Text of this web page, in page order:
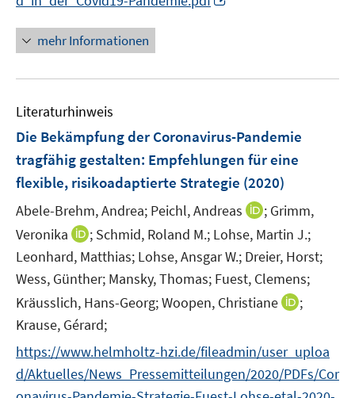
F
e
n
e
r
ö
f
f
e
n
u
F
n
s
t
e
r
ö
f
f
n
mehr Informationen
Literaturhinweis
Die Bekämpfung der Coronavirus-Pandemie
tragfähig gestalten: Empfehlungen für eine
flexible, risikoadaptierte Strategie (2020)
Abele-Brehm, Andrea; Peichl, Andreas
I
n
n
e
u
e
e
n
; Grimm,
Veronika
I
n
u
e
m
F
e
; Schmid, Roland M.; Lohse, Martin J.;
Leonhard, Matthias; Lohse, Ansgar W.; Dreier, Horst;
Wess, Günther; Mansky, Thomas; Fuest, Clemens;
Kräusslich, Hans-Georg;Woopen, Christiane
I
e
u
;
Krause, Gérard;
https://www.helmholtz-hzi.de/fileadmin/user_uploa
d/Aktuelles/News_Pressemitteilungen/2020/PDFs/Cor